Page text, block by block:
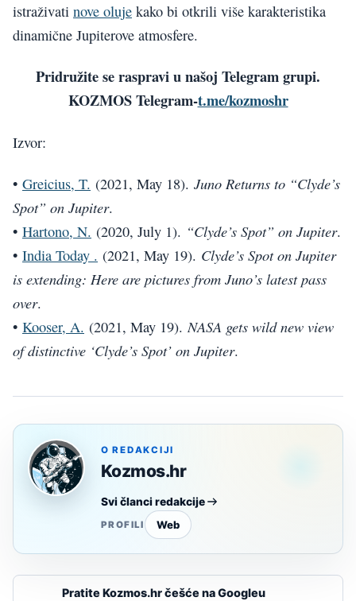
istraživati nove oluje kako bi otkrili više karakteristika
dinamične Jupiterove atmosfere.
Pridružite se raspravi u našoj Telegram grupi.
KOZMOS Telegram-t.me/kozmoshr
Izvor:
• Greicius, T. (2021, May 18). Juno Returns to “Clyde’s
Spot” on Jupiter.
• Hartono, N. (2020, July 1). “Clyde’s Spot” on Jupiter.
• India Today . (2021, May 19). Clyde’s Spot on Jupiter
is extending: Here are pictures from Juno’s latest pass
over.
• Kooser, A. (2021, May 19).NASA gets wild new view
of distinctive ‘Clyde’s Spot’ on Jupiter.
O REDAKCIJI
Kozmos.hr
Svi članci redakcije
PROFILI Web
Pratite Kozmos.hr češće na Googleu